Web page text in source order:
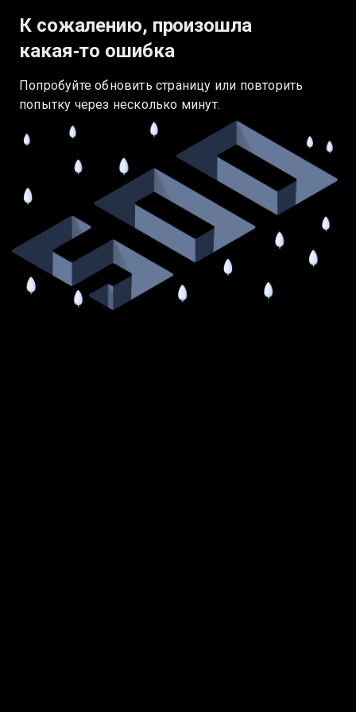
К сожалению, произошла
какая‑то ошибка
Попробуйте обновить страницу или повторить
попытку через несколько минут.